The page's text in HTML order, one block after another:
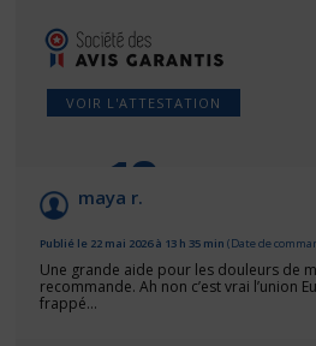
VOIR L'ATTESTATION
10
Basé sur 2 avis
maya r.
Publié le 22 mai 2026 à 13 h 35 min(Date de
Une grande aide pour les douleurs de
recommande. Ah non c’est vrai l’union
frappé…